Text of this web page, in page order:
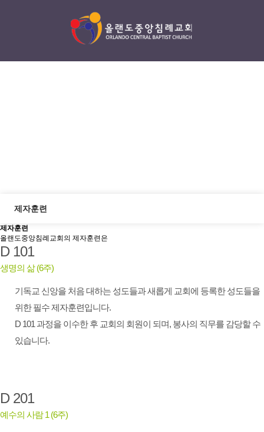
제자훈련
제자훈련
올랜도중앙침례교회의 제자훈련은
D 101
생명의 삶 (6주)
기독교 신앙을 처음 대하는 성도들과 새롭게 교회에 등록한 성도들을
위한 필수 제자훈련입니다.
D 101 과정을 이수한 후 교회의 회원이 되며, 봉사의 직무를 감당할 수
있습니다.
D 201
예수의 사람 1 (6주)